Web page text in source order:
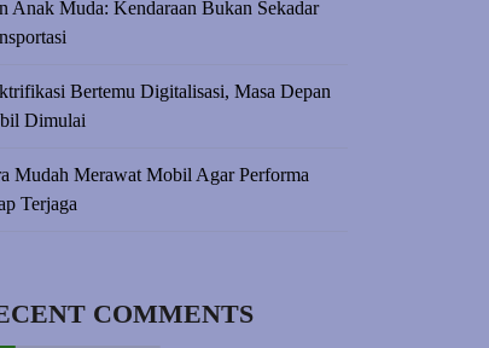
Anak Muda: Kendaraan Bukan Sekadar
Bertemu Digitalisasi, Masa Depan
Dimulai
Mudah Merawat Mobil Agar Performa
Terjaga
COMMENTS